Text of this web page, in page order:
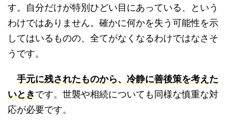
す。自分だけが特別ひどい目にあっている、という
わけではありません。確かに何かを失う可能性を示
してはいるものの、全てがなくなるわけではなさそ
うです。
手元に残されたものから、冷静に善後策を考えた
いときです。世襲や相続についても同様な慎重な対
応が必要です。